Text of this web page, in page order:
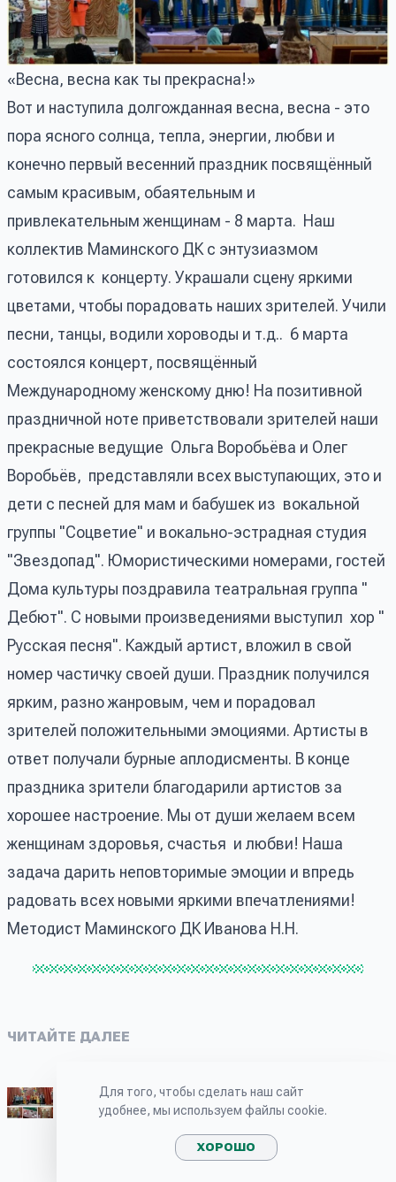
«Весна, весна как ты прекрасна!»
Вот и наступила долгожданная весна, весна - это
пора ясного солнца, тепла, энергии, любви и
конечно первый весенний праздник посвящённый
самым красивым, обаятельным и
привлекательным женщинам - 8 марта. Наш
коллектив Маминского ДК с энтузиазмом
готовился к концерту. Украшали сцену яркими
цветами, чтобы порадовать наших зрителей. Учили
песни, танцы, водили хороводы и т.д.. 6 марта
состоялся концерт, посвящённый
Международному женскому дню! На позитивной
праздничной ноте приветствовали зрителей наши
прекрасные ведущие Ольга Воробьёва и Олег
Воробьёв, представляли всех выступающих, это и
дети с песней для мам и бабушек из вокальной
группы "Соцветие" и вокально-эстрадная студия
"Звездопад". Юмористическими номерами, гостей
Дома культуры поздравила театральная группа "
Дебют". С новыми произведениями выступил хор "
Русская песня". Каждый артист, вложил в свой
номер частичку своей души. Праздник получился
ярким, разно жанровым, чем и порадовал
зрителей положительными эмоциями. Артисты в
ответ получали бурные аплодисменты. В конце
праздника зрители благодарили артистов за
хорошее настроение. Мы от души желаем всем
женщинам здоровья, счастья и любви! Наша
задача дарить неповторимые эмоции и впредь
радовать всех новыми яркими впечатлениями!
Методист Маминского ДК Иванова Н.Н.
ЧИТАЙТЕ ДАЛЕЕ
Весна Красна! - Маминский ДК 2022
В Маминском доме культуры прошел цикл
народному празднику «Масленица». Коллектив
театрализации «Браво» провели занятие, где
Для того, чтобы сделать наш сайт
удобнее, мы используем файлы cookie.
ХОРОШО